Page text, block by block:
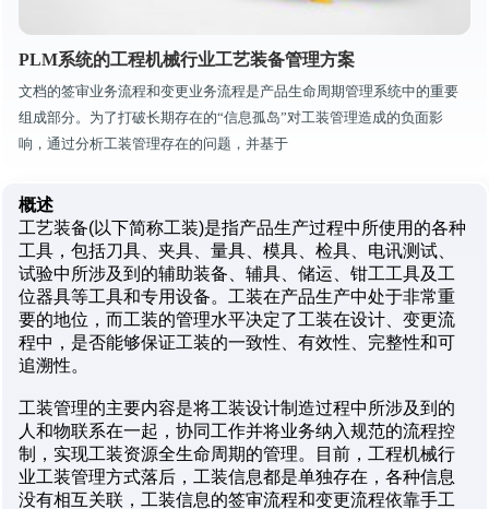
PLM系统的工程机械行业工艺装备管理方案
文档的签审业务流程和变更业务流程是产品生命周期管理系统中的重要
组成部分。为了打破长期存在的“信息孤岛”对工装管理造成的负面影
响，通过分析工装管理存在的问题，并基于
概述
工艺装备(以下简称工装)是指产品生产过程中所使用的各种
工具，包括刀具、夹具、量具、模具、检具、电讯测试、
试验中所涉及到的辅助装备、辅具、储运、钳工工具及工
位器具等工具和专用设备。工装在产品生产中处于非常重
要的地位，而工装的管理水平决定了工装在设计、变更流
程中，是否能够保证工装的一致性、有效性、完整性和可
追溯性。
工装管理的主要内容是将工装设计制造过程中所涉及到的
人和物联系在一起，协同工作并将业务纳入规范的流程控
制，实现工装资源全生命周期的管理。目前，工程机械行
业工装管理方式落后，工装信息都是单独存在，各种信息
没有相互关联，工装信息的签审流程和变更流程依靠手工